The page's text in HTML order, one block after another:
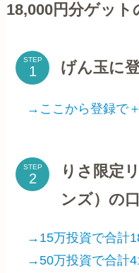
18,000円分ゲット
STEP げん玉に
→ここから登録で
STEP
りさ限定
ンズ）の
→15万投資で合計
→50万投資で合計